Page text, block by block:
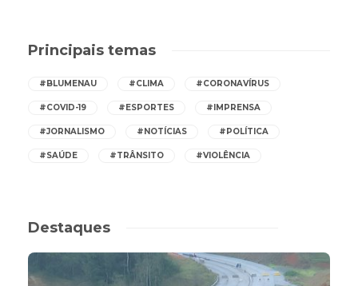
Principais temas
#BLUMENAU #CLIMA #CORONAVÍRUS
#COVID-19 #ESPORTES #IMPRENSA
#JORNALISMO #NOTÍCIAS #POLÍTICA
#SAÚDE #TRÂNSITO #VIOLÊNCIA
Destaques